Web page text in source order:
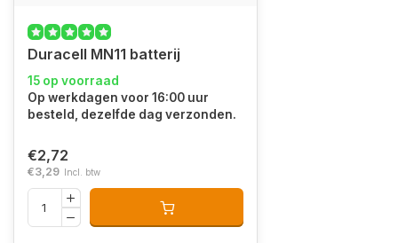
Duracell MN11 batterij
15 op voorraad
Op werkdagen voor 16:00 uur
besteld, dezelfde dag verzonden.
€2,72
€3,29 Incl. btw